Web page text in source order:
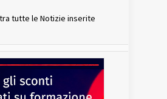
tutte le Notizie inserite